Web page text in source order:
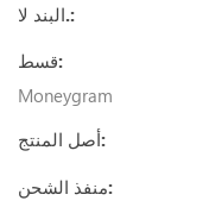
البند لا.:
قسط:
Moneygram
أصل المنتج:
منفذ الشحن: